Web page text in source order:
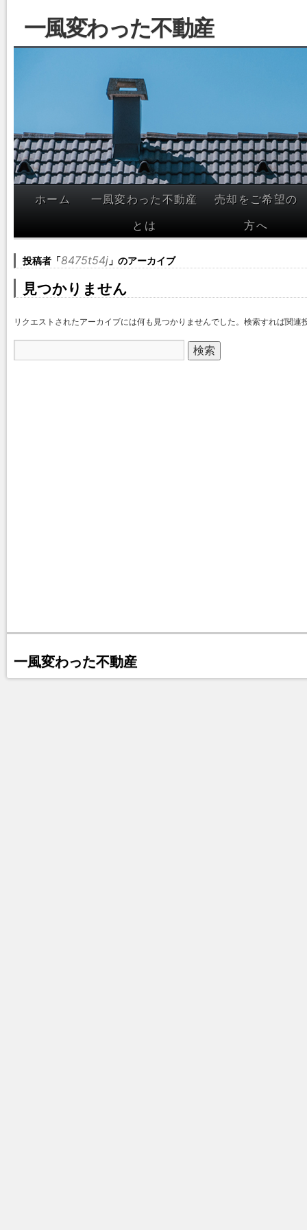
一風変わった不動産
コンテン
ホーム
一風変わった不動産
とは
売却をご希望の
方へ
投稿者「8475t54j 」のアーカイブ
見つかりません
リクエストされたアーカイブには何も見つかりませんでした。検索すれば関連
索:
一風変わった不動産